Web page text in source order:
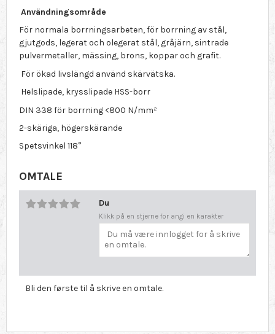
Användningsområde
För normala borrningsarbeten, för borrning av stål,
gjutgods, legerat och olegerat stål, gråjärn, sintrade
pulvermetaller, mässing, brons, koppar och grafit.
För ökad livslängd använd skärvätska.
Helslipade, krysslipade HSS-borr
DIN 338 för borrning <800 N/mm²
2-skäriga, högerskärande
Spetsvinkel 118°
OMTALE
Du
Klikk på en stjerne for angi en karakter
Bli den første til å skrive en omtale.